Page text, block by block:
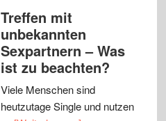
Treffen mit
unbekannten
Sexpartnern – Was
ist zu beachten?
Viele Menschen sind
heutzutage Single und nutzen